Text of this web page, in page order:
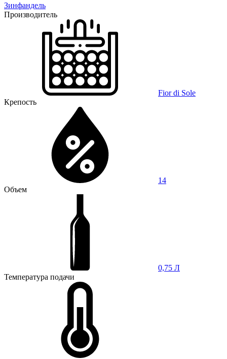
Зинфандель
Производитель
Fior di Sole
Крепость
14
Объем
0,75 Л
Температура подачи